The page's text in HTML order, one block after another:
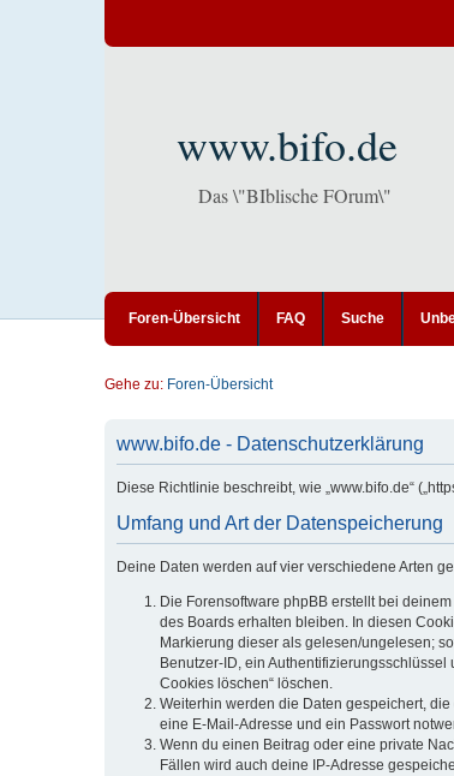
www.bifo.de
Das \"BIblische FOrum\"
Foren-Übersicht FAQ Suche
Gehe zu: Foren-Übersicht
www.bifo.de - Datenschutzerklärung
Diese Richtlinie beschreibt, wie „www.bifo.de“
Umfang und Art der Datenspeicherung
Deine Daten werden auf vier verschiedene Arten
Die Forensoftware phpBB erstellt bei
des Boards erhalten bleiben. In diesen
Markierung dieser als gelesen/ungelesen;
Benutzer-ID, ein
Cookies löschen“ löschen.
Weiterhin werden die Daten gespeichert,
eine E-Mail-Adresse und ein Passwort
Wenn du einen Beitrag oder eine private
Fällen wird auch deine IP-Adresse